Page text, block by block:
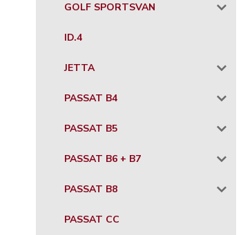
GOLF SPORTSVAN
ID.4
JETTA
PASSAT B4
PASSAT B5
PASSAT B6 + B7
PASSAT B8
PASSAT CC